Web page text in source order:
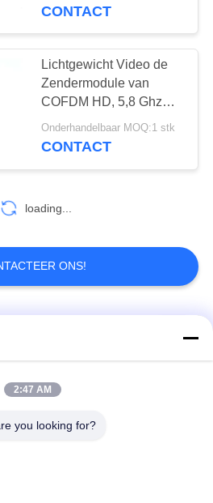
hdmi
24
15
de Veiligheidscofdm
CONTACT
Lichtgewicht Video de
Zendermodule van
COFDM HD, 5,8 Ghz
Videozendermodule
Onderhandelbaar MOQ:1 stk
CONTACT
loading...
ONS!
De draadloze
COFDM
2:47 AM
you looking for?